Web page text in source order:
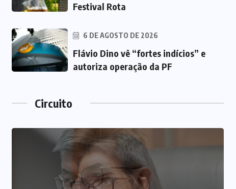
Festival Rota
6 DE AGOSTO DE 2026
Flávio Dino vê “fortes indícios” e
autoriza operação da PF
Circuito